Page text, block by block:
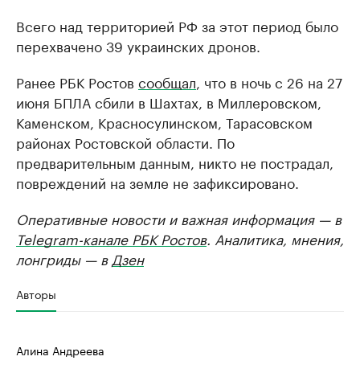
Всего над территорией РФ за этот период было
перехвачено 39 украинских дронов.
Ранее РБК Ростов сообщал , что в ночь с 26 на 27
июня БПЛА сбили в Шахтах, в Миллеровском,
Каменском, Красносулинском, Тарасовском
районах Ростовской области. По
предварительным данным, никто не пострадал,
повреждений на земле не зафиксировано.
Оперативные новости и важная информация — в
Telegram-канале РБК Ростов. Аналитика, мнения,
лонгриды — в Дзен
Авторы
Алина Андреева